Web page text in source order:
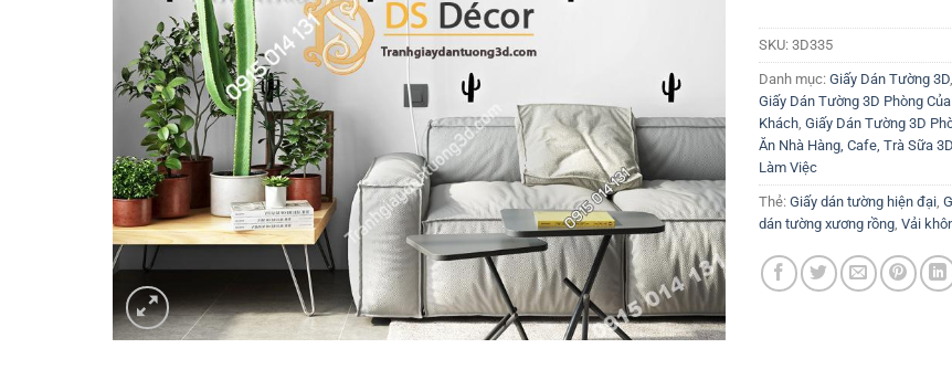
SKU: 3D335
Danh mục: Giấy Dán Tường 3D
Giấy Dán Tường 3D Phòng
Khách Giấy Dán Tường 3D
Ăn Nhà Hàng, Cafe, Trà Sữa 3D
Làm Việc
Thẻ: Giấy dán tường hiện đại
dán tường xương rồng Vải